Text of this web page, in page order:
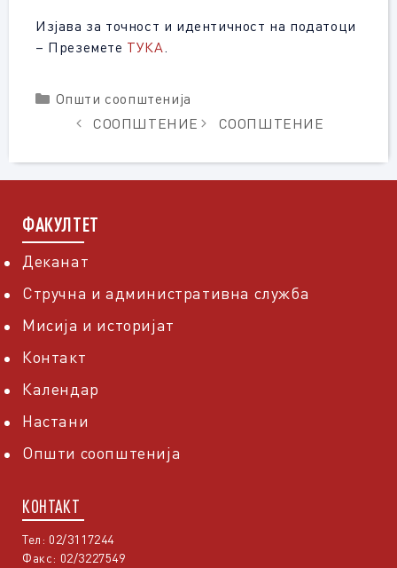
Изјава за точност и идентичност на податоци
– Преземете ТУКА.
Categories
Општи соопштенија
СООПШТЕНИЕ
СООПШТЕНИЕ
ФАКУЛТЕТ
Деканат
Стручна и административна служба
Мисија и историјат
Контакт
Календар
Настани
Општи соопштенија
КОНТАКТ
Тел: 02/3117244
Факс: 02/3227549